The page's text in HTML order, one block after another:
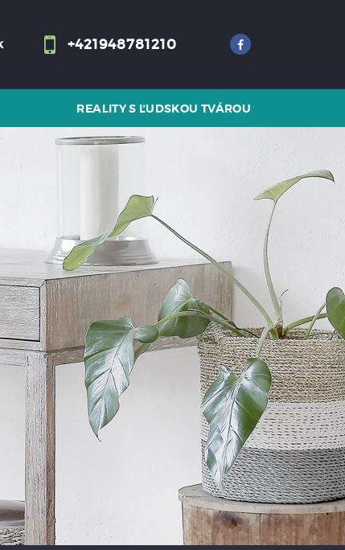
+421948781210
REALITY S ĽUDSKOU TVÁROU